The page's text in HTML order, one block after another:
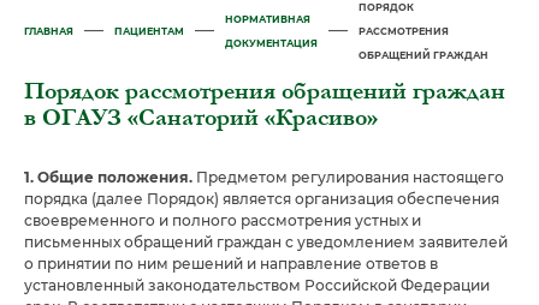
ГЛАВНАЯ — ПАЦИЕНТАМ —
НОРМАТИВНАЯ
ДОКУМЕНТАЦИЯ
—
ПОРЯДОК
РАССМОТРЕНИЯ
ОБРАЩЕНИЙ ГРАЖДАН
Порядок рассмотрения обращений граждан
в ОГАУЗ «Санаторий «Красиво»
1. Общие положения. Предметом регулирования настоящего
порядка (далее Порядок) является организация обеспечения
своевременного и полного рассмотрения устных и
письменных обращений граждан с уведомлением заявителей
о принятии по ним решений и направление ответов в
установленный законодательством Российской Федерации